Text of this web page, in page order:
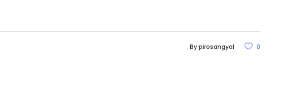
Bypirosangyal 0